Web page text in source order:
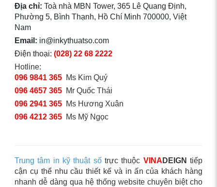
Địa chỉ: Toà nhà MBN Tower, 365 Lê Quang Định,
Phường 5, Bình Thạnh, Hồ Chí Minh 700000, Việt
Nam
Email: in@inkythuatso.com
Điện thoại: (028) 22 68 2222
Hotline:
096 9841 365 Ms Kim Quý
096 4657 365 Mr Quốc Thái
096 2941 365 Ms Hương Xuân
096 4212 365 Ms Mỹ Ngọc
Trung tâm in kỹ thuật sốtrực thuộc VINA DEIGN tiếp
cận cụ thể nhu cầu thiết kế và in ấn của khách hàng
nhanh dễ dàng qua hệ thống website chuyên biệt cho